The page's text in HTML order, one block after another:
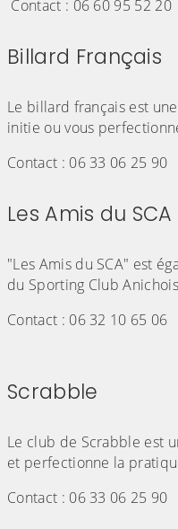
Contact : 06 60 95 52 20
Billard Français
Le billard français est
initie ou vous
Contact : 06 33 06 25 90
Les Amis du SCA
"Les Amis du SCA" est
du Sporting Club
Contact : 06 32 10 65 06
Scrabble
Le club de Scrabble est
et perfectionne la
Contact : 06 33 06 25 90